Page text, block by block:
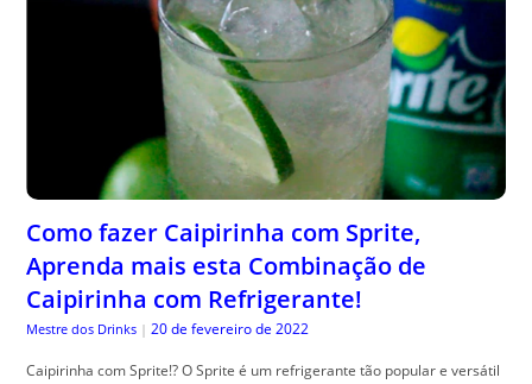
Como fazer Caipirinha com Sprite,
Aprenda mais esta Combinação de
Caipirinha com Refrigerante!
Mestre dos Drinks | 20 de fevereiro de 2022
Caipirinha com Sprite!? O Sprite é um refrigerante tão popular e versátil